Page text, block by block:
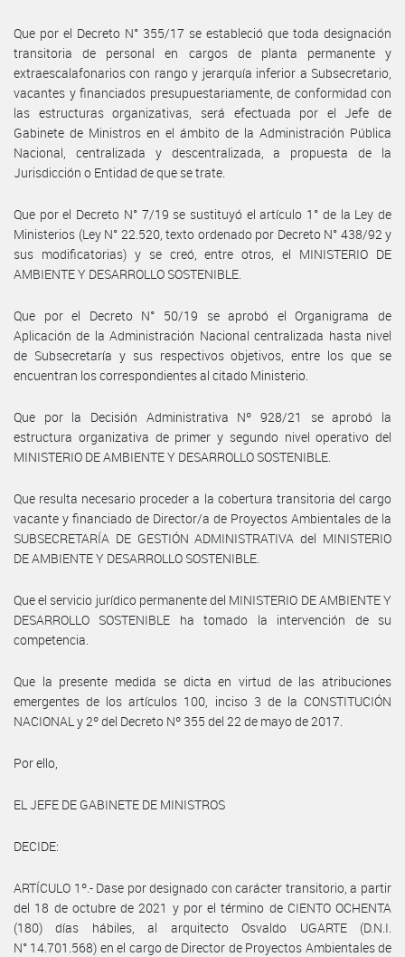
Que por el Decreto N° 355/17 se estableció que toda designación
transitoria de personal en cargos de planta permanente y
extraescalafonarios con rango y jerarquía inferior a Subsecretario,
vacantes y financiados presupuestariamente, de conformidad con
las estructuras organizativas, será efectuada por el Jefe de
Gabinete de Ministros en el ámbito de la Administración Pública
Nacional, centralizada y descentralizada, a propuesta de la
Jurisdicción o Entidad de que se trate.
Que por el Decreto N° 7/19 se sustituyó el artículo 1° de la Ley de
Ministerios (Ley N° 22.520, texto ordenado por Decreto N° 438/92 y
sus modificatorias) y se creó, entre otros, el MINISTERIO DE
AMBIENTE Y DESARROLLO SOSTENIBLE.
Que por el Decreto N° 50/19 se aprobó el Organigrama de
Aplicación de la Administración Nacional centralizada hasta nivel
de Subsecretaría y sus respectivos objetivos, entre los que se
encuentran los correspondientes al citado Ministerio.
Que por la Decisión Administrativa Nº 928/21 se aprobó la
estructura organizativa de primer y segundo nivel operativo del
MINISTERIO DE AMBIENTE Y DESARROLLO SOSTENIBLE.
Que resulta necesario proceder a la cobertura transitoria del cargo
vacante y financiado de Director/a de Proyectos Ambientales de la
SUBSECRETARÍA DE GESTIÓN ADMINISTRATIVA del MINISTERIO
DE AMBIENTE Y DESARROLLO SOSTENIBLE.
Que el servicio jurídico permanente del MINISTERIO DE AMBIENTE Y
DESARROLLO SOSTENIBLE ha tomado la intervención de su
competencia.
Que la presente medida se dicta en virtud de las atribuciones
emergentes de los artículos 100, inciso 3 de la CONSTITUCIÓN
NACIONAL y 2º del Decreto Nº 355 del 22 de mayo de 2017.
Por ello,
EL JEFE DE GABINETE DE MINISTROS
DECIDE:
ARTÍCULO 1º.- Dase por designado con carácter transitorio, a partir
del 18 de octubre de 2021 y por el término de CIENTO OCHENTA
(180) días hábiles, al arquitecto Osvaldo UGARTE (D.N.I.
N° 14.701.568) en el cargo de Director de Proyectos Ambientales de